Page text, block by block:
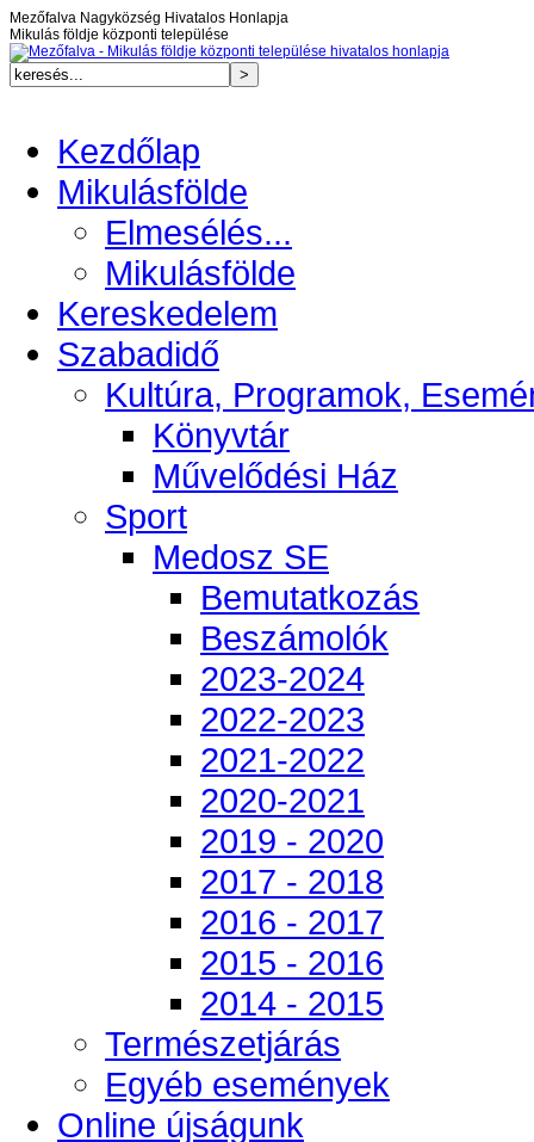
Mezőfalva Nagyközség Hivatalos Honlapja
Mikulás földje központi települése
Kezdőlap
Mikulásfölde
Elmesélés...
Mikulásfölde
Kereskedelem
Szabadidő
Kultúra, Programok,
Könyvtár
Művelődési Ház
Sport
Medosz SE
Bemutatkozás
Beszámolók
2023-2024
2022-2023
2021-2022
2020-2021
2019 - 2020
2017 - 2018
2016 - 2017
2015 - 2016
2014 - 2015
Természetjárás
Egyéb események
Online újságunk